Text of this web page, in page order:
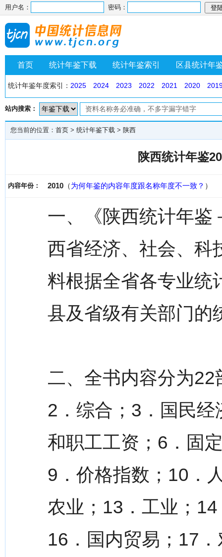
用户名： 密码：
首页 统计年鉴下载 统计年鉴索引 区县统计年
统计年鉴年度索引： 2025 2024 2023 2022 2021 2020
站内搜索：
您当前的位置： 首页 > 统计年鉴下载 > 陕西
陕西统计年鉴
内容年份： 2010 （为何年鉴的内容年度跟名称年度不一致？ ）
一、《陕西统计年鉴
西省经济、社会、科
料根据全省各专业统
县及省级有关部门的
二、全书内容分为
2．综合；3．国民
和职工工资；6．固
9．价格指数；10．
农业；13．工业；
16．国内贸易；17